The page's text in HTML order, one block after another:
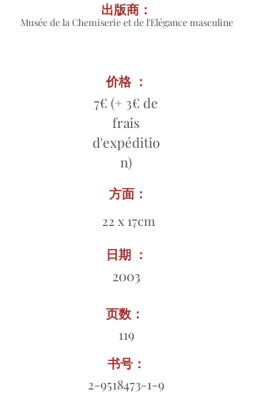
Musée de la Chemiserie et de l'Elégance masculine
出版商：
价格 ：
7€ (+ 3€ de
frais
d'expéditio
n)
方面：
22 x 17cm
日期 ：
2003
页数：
119
书号：
2-9518473-1-9